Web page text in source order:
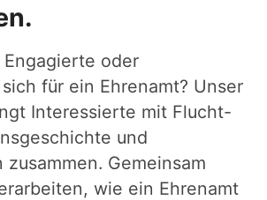
oder
für ein Ehrenamt? Unser
Interessierte mit Flucht-
und
zusammen. Gemeinsam
wie ein Ehrenamt